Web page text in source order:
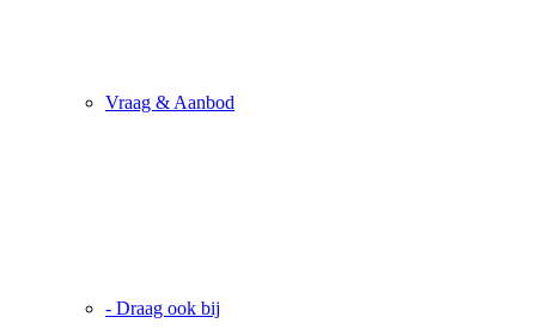
Vraag & Aanbod
- Draag ook bij